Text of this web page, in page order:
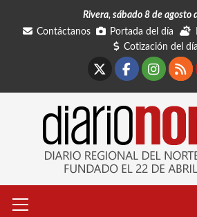
Rivera, sábado 8 de agosto
Contáctanos
Portada del día
Cotización del día
primario